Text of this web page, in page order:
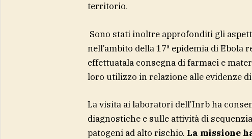
territorio.
Sono stati inoltre approfonditi gli
nell’ambito della 17ª epidemia di Ebola
effettuatala consegna di farmaci e
loro utilizzo in relazione alle evidenze
La visita ai laboratori dell’Inrb ha
diagnostiche e sulle attività di
patogeni ad alto rischio. La missione